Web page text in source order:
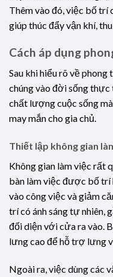
Thêm vào đó, việc bố trí
giúp thúc đẩy vận khí,
Cách áp dụng
Sau khi hiểu rõ về
chúng vào đời sống
chất lượng cuộc sống
may mắn cho gia chủ.
Thiết lập không gian
Không gian làm việc rất
bàn làm việc được bố
vào công việc và giảm
trí có ánh sáng tự nhiên,
đối diện với cửa ra vào.
lưng cao để hỗ trợ lưng
Ngoài ra, việc dùng các